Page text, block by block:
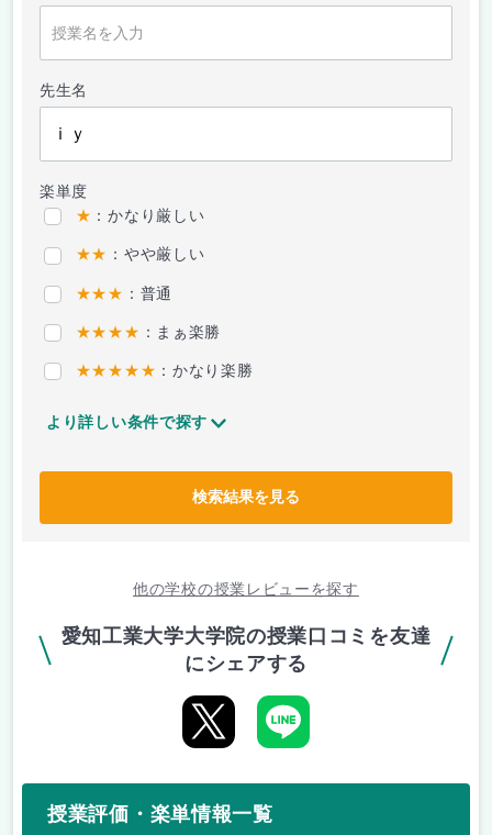
先生名
楽単度
★ ：かなり厳しい
★★ ：やや厳しい
★★★ ：普通
★★★★ ：まぁ楽勝
★★★★★ ：かなり楽勝
より詳しい条件で探す
検索結果を見る
他の学校の授業レビューを探す
愛知工業大学大学院の授業口コミを友達
にシェアする
授業評価・楽単情報一覧